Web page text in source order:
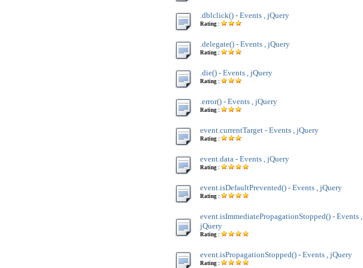
.dblclick() - Events , jQuery
Rating :
.delegate() - Events , jQuery
Rating :
.die() - Events , jQuery
Rating :
.error() - Events , jQuery
Rating :
event.currentTarget - Events , jQuery
Rating :
event.data - Events , jQuery
Rating :
event.isDefaultPrevented() - Events , jQuery
Rating :
event.isImmediatePropagationStopped() - Events ,
jQuery
Rating :
event.isPropagationStopped() - Events , jQuery
Rating :